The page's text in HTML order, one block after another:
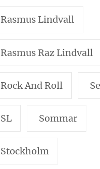
Rasmus Lindvall
Rasmus Raz Lindvall
Rock And Roll
SL Sommar
Stockholm